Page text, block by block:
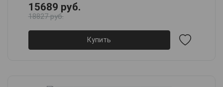
15689 руб.
18827 руб.
Купить